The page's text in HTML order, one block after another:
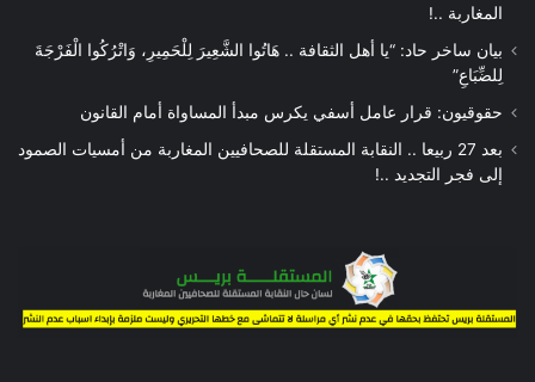
المغاربة ..!
بيان ساخر حاد: “يا أهل الثقافة .. هَاتُوا الشَّعِيرَ لِلْحَمِيرِ، وَاتْرُكُوا الْفَرْجَةَ
لِلضِّبَاعِ”
حقوقيون: قرار عامل أسفي يكرس مبدأ المساواة أمام القانون
بعد 27 ربيعا .. النقابة المستقلة للصحافيين المغاربة من أمسيات الصمود
إلى فجر التجديد ..!